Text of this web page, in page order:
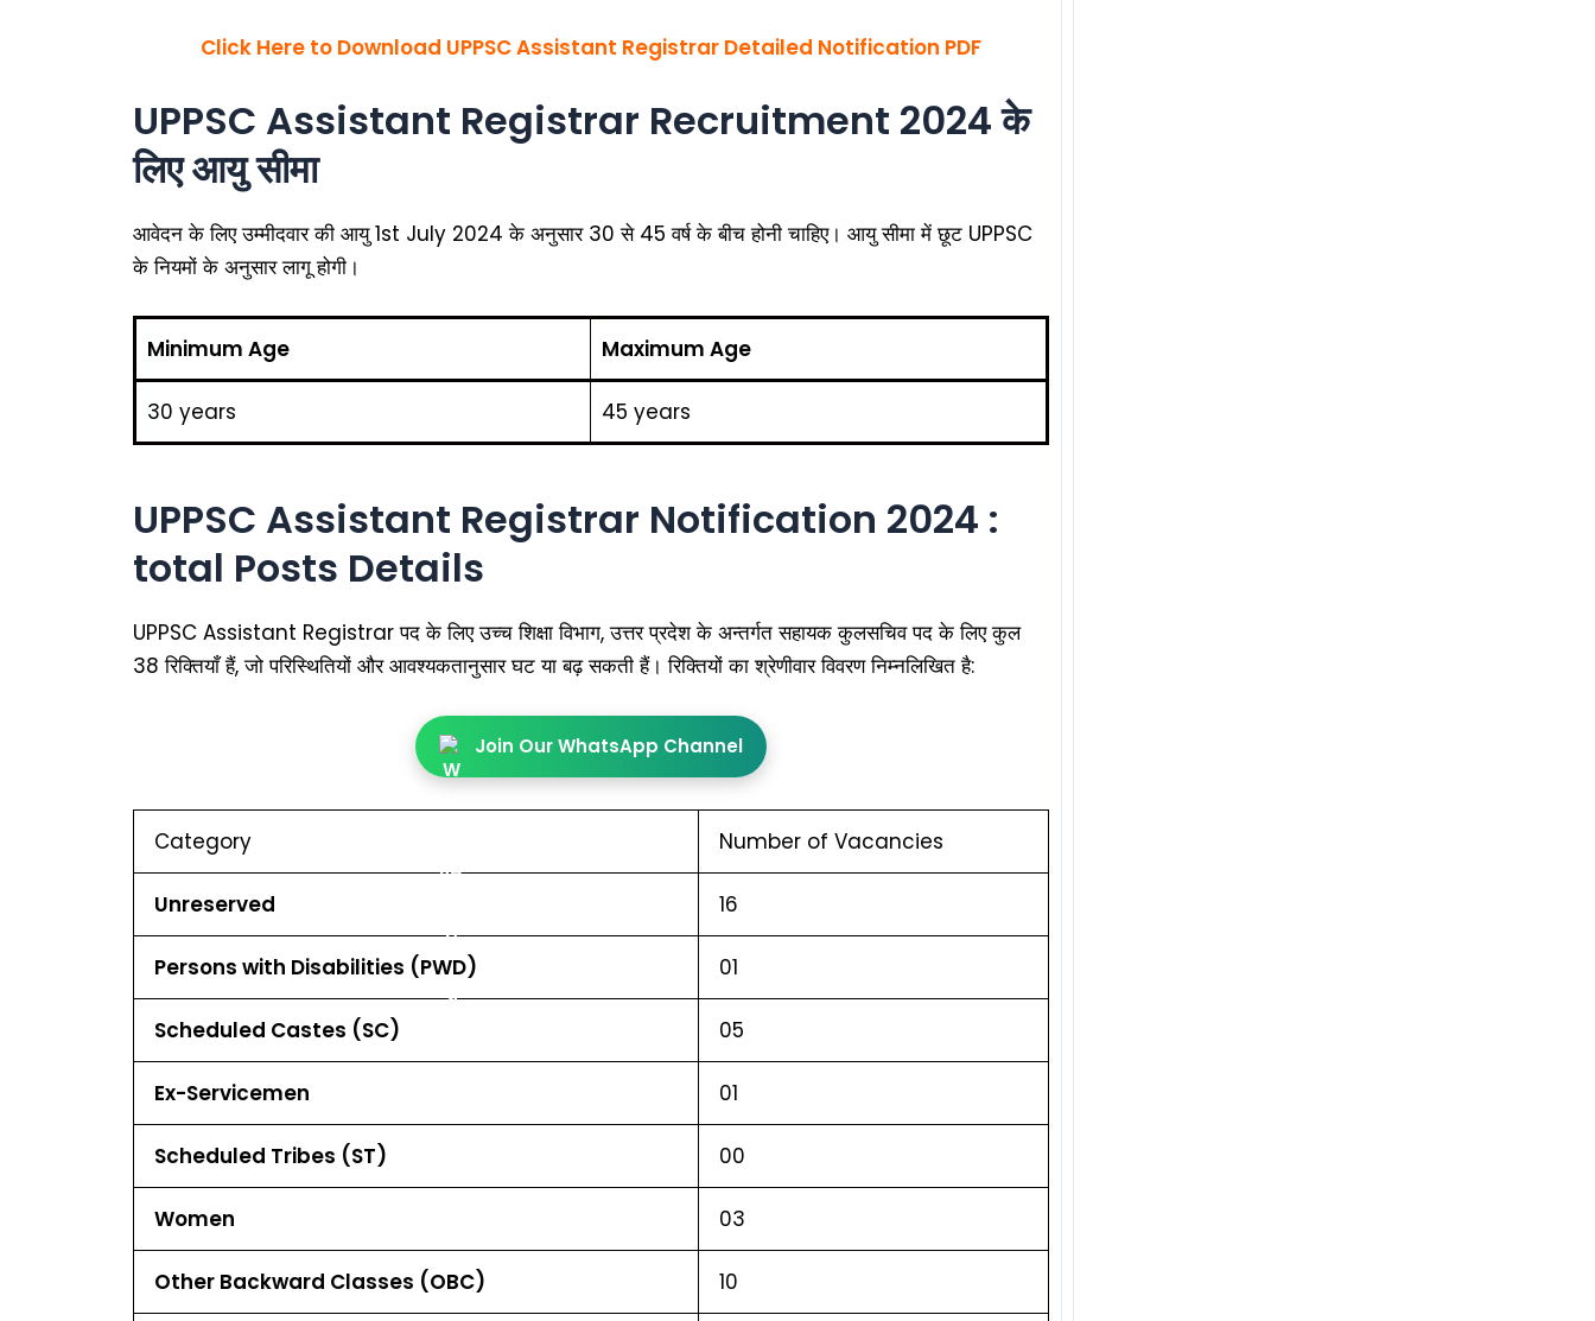
Click Here to Download UPPSC Assistant Registrar Detailed Notification PDF
UPPSC Assistant Registrar Recruitment 2024 के
लिए आयु सीमा
आवेदन के लिए उम्मीदवार की आयु 1st July 2024 के अनुसार 30 से 45 वर्ष के बीच होनी चाहिए। आयु सीमा में छूट UPPSC
के नियमों के अनुसार लागू होगी।
Minimum Age Maximum Age
30 years 45 years
UPPSC Assistant Registrar Notification 2024 :
total Posts Details
UPPSC Assistant Registrar पद के लिए उच्च शिक्षा विभाग, उत्तर प्रदेश के अन्तर्गत सहायक कुलसचिव पद के लिए कुल
38 रिक्तियाँ हैं, जो परिस्थितियों और आवश्यकतानुसार घट या बढ़ सकती हैं। रिक्तियों का श्रेणीवार विवरण निम्नलिखित है:
Join Our WhatsApp Channel
Category Number of Vacancies
Unreserved 16
Persons with Disabilities (PWD) 01
Scheduled Castes (SC) 05
Ex-Servicemen 01
Scheduled Tribes (ST) 00
Women 03
Other Backward Classes (OBC) 10